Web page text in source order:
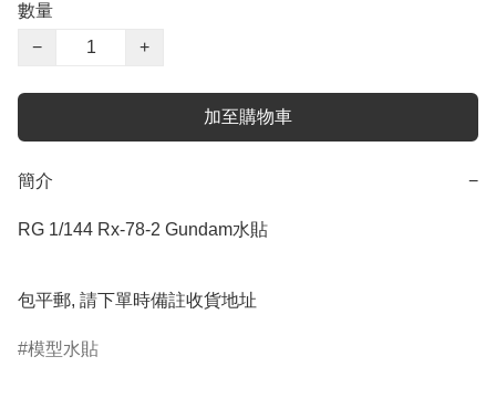
數量
−
+
加至購物車
簡介 −
RG 1/144 Rx-78-2 Gundam水貼
包平郵, 請下單時備註收貨地址
模型水貼